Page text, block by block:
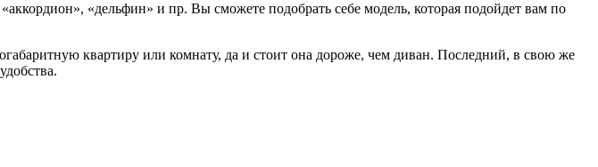
«дельфин» и пр. Вы сможете подобрать себе модель, которая подойдет вам по
квартиру или комнату, да и стоит она дороже, чем диван. Последний, в свою же